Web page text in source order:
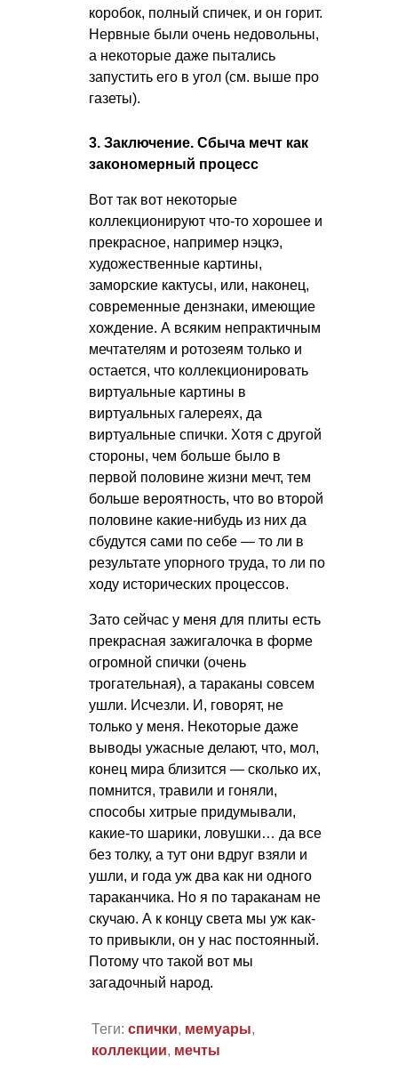
коробок, полный спичек, и он горит.
Нервные были очень недовольны,
а некоторые даже пытались
запустить его в угол (см. выше про
газеты).
3. Заключение. Cбыча мечт как
закономерный процесс
Вот так вот некоторые
коллекционируют что-то хорошее и
прекрасное, например нэцкэ,
художественные картины,
заморские кактусы, или, наконец,
современные дензнаки, имеющие
хождение. А всяким непрактичным
мечтателям и ротозеям только и
остается, что коллекционировать
виртуальные картины в
виртуальных галереях, да
виртуальные спички. Хотя с другой
стороны, чем больше было в
первой половине жизни мечт, тем
больше вероятность, что во второй
половине какие-нибудь из них да
сбудутся сами по себе — то ли в
результате упорного труда, то ли по
ходу исторических процессов.
Зато сейчас у меня для плиты есть
прекрасная зажигалочка в форме
огромной спички (очень
трогательная), а тараканы совсем
ушли. Исчезли. И, говорят, не
только у меня. Некоторые даже
выводы ужасные делают, что, мол,
конец мира близится — сколько их,
помнится, травили и гоняли,
способы хитрые придумывали,
какие-то шарики, ловушки… да все
без толку, а тут они вдруг взяли и
ушли, и года уж два как ни одного
тараканчика. Но я по тараканам не
скучаю. А к концу света мы уж как-
то привыкли, он у нас постоянный.
Потому что такой вот мы
загадочный народ.
Теги: спички, мемуары,
коллекции, мечты